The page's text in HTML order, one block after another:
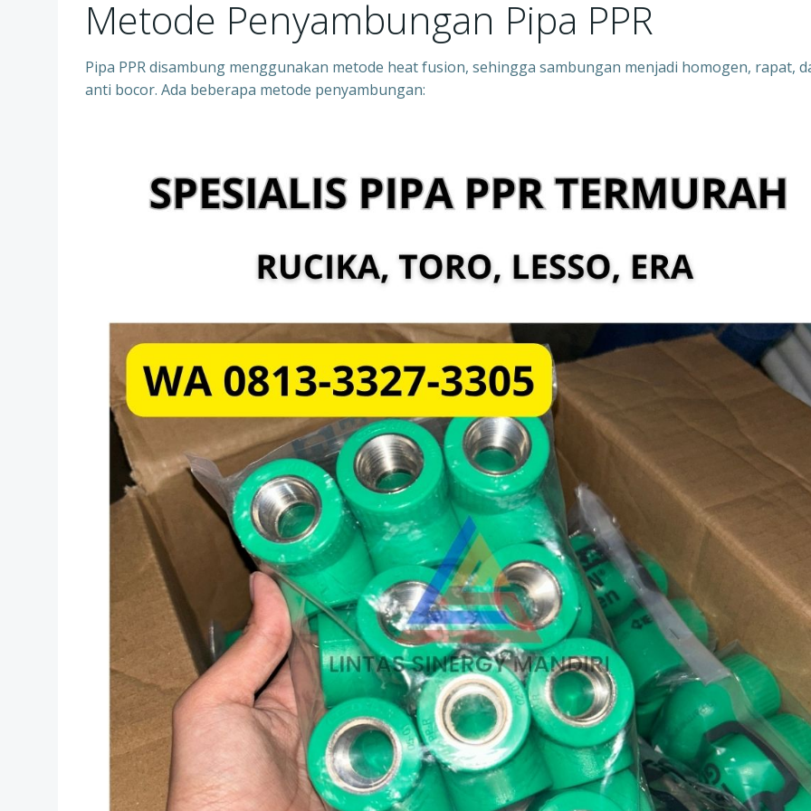
Metode Penyambungan Pipa PPR
Pipa PPR disambung menggunakan metode heat fusion, sehingga sambungan menjadi homogen, rapat,
anti bocor. Ada beberapa metode penyambungan: